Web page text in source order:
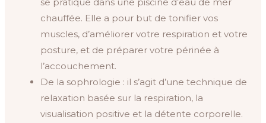
chauffée. Elle a pour but de tonifier vos
muscles, d’améliorer votre respiration et votre
posture, et de préparer votre périnée à
l’accouchement.
De la sophrologie : il s’agit d’une technique de
relaxation basée sur la respiration, la
visualisation positive et la détente corporelle.